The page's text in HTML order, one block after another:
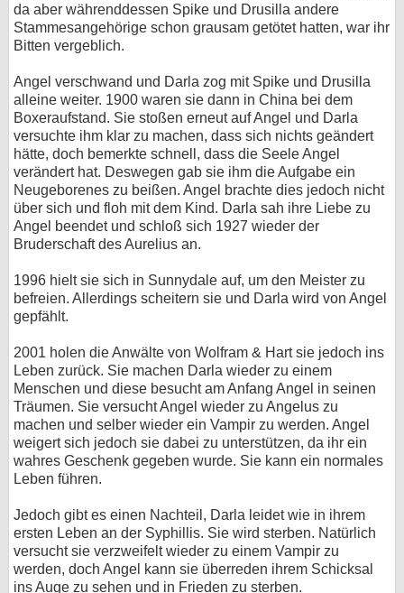
da aber währenddessen Spike und Drusilla andere
Stammesangehörige schon grausam getötet hatten, war ihr
Bitten vergeblich.
Angel verschwand und Darla zog mit Spike und Drusilla
alleine weiter. 1900 waren sie dann in China bei dem
Boxeraufstand. Sie stoßen erneut auf Angel und Darla
versuchte ihm klar zu machen, dass sich nichts geändert
hätte, doch bemerkte schnell, dass die Seele Angel
verändert hat. Deswegen gab sie ihm die Aufgabe ein
Neugeborenes zu beißen. Angel brachte dies jedoch nicht
über sich und floh mit dem Kind. Darla sah ihre Liebe zu
Angel beendet und schloß sich 1927 wieder der
Bruderschaft des Aurelius an.
1996 hielt sie sich in Sunnydale auf, um den Meister zu
befreien. Allerdings scheitern sie und Darla wird von Angel
gepfählt.
2001 holen die Anwälte von Wolfram & Hart sie jedoch ins
Leben zurück. Sie machen Darla wieder zu einem
Menschen und diese besucht am Anfang Angel in seinen
Träumen. Sie versucht Angel wieder zu Angelus zu
machen und selber wieder ein Vampir zu werden. Angel
weigert sich jedoch sie dabei zu unterstützen, da ihr ein
wahres Geschenk gegeben wurde. Sie kann ein normales
Leben führen.
Jedoch gibt es einen Nachteil, Darla leidet wie in ihrem
ersten Leben an der Syphillis. Sie wird sterben. Natürlich
versucht sie verzweifelt wieder zu einem Vampir zu
werden, doch Angel kann sie überreden ihrem Schicksal
ins Auge zu sehen und in Frieden zu sterben.